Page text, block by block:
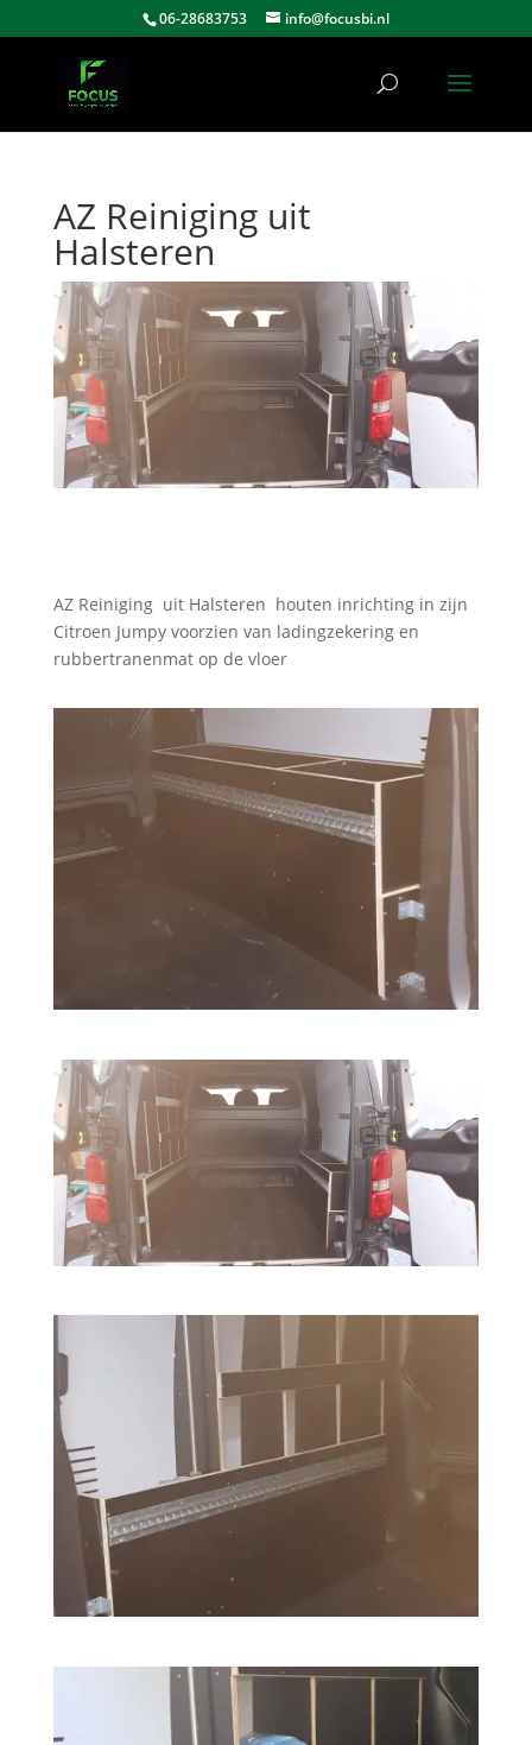
06-28683753 info@focusbi.nl
AZ Reiniging uit
Halsteren
AZ Reiniging uit Halsteren houten inrichting in zijn
Citroen Jumpy voorzien van ladingzekering en
rubbertranenmat op de vloer